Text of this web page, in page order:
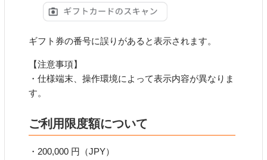
ギフト券の番号に誤りがあると表示されます。
【注意事項】
・仕様端末、操作環境によって表示内容が異なりま
す。
ご利用限度額について
・200,000 円（JPY）